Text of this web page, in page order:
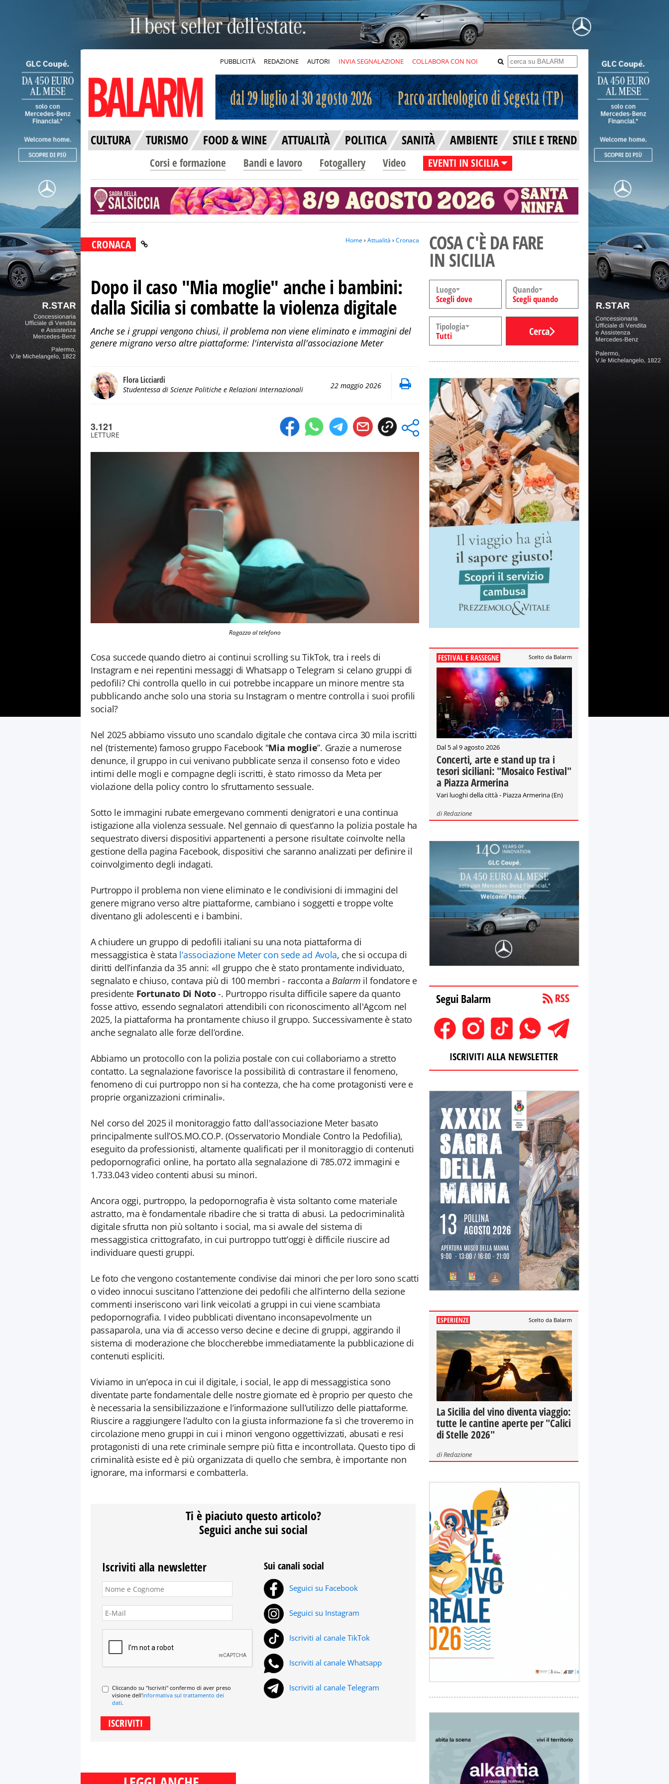
PUBBLICITÀ REDAZIONE AUTORI INVIA SEGNALAZIONE COLLABORA CON NOI
CULTURA TURISMO FOOD & WINE ATTUALITÀ POLITICA SANITÀ AMBIENTE STILE E TREND
Corsi e formazione Bandi e lavoro Fotogallery Video EVENTI IN SICILIA
CRONACA Home› Attualità › Cronaca
Dopo il caso "Mia moglie" anche i bambini:
dalla Sicilia si combatte la violenza digitale
Anche se i gruppi vengono chiusi, il problema non viene eliminato e immagini del
genere migrano verso altre piattaforme: l'intervista all'associazione Meter
Flora Licciardi
Studentessa di Scienze Politiche e Relazioni Internazionali 22 maggio 2026
3.121
LETTURE
Ragazza al telefono
Cosa succede quando dietro ai continui scrolling su TikTok, tra i reels di
Instagram e nei repentini messaggi di Whatsapp o Telegram si celano gruppi di
pedofili? Chi controlla quello in cui potrebbe incappare un minore mentre sta
pubblicando anche solo una storia su Instagram o mentre controlla i suoi profili
social?
Nel 2025 abbiamo vissuto uno scandalo digitale che contava circa 30 mila iscritti
nel (tristemente) famoso gruppo Facebook "Mia moglie”. Grazie a numerose
denunce, il gruppo in cui venivano pubblicate senza il consenso foto e video
intimi delle mogli e compagne degli iscritti, è stato rimosso da Meta per
violazione della policy contro lo sfruttamento sessuale.
Sotto le immagini rubate emergevano commenti denigratori e una continua
istigazione alla violenza sessuale. Nel gennaio di quest’anno la polizia postale ha
sequestrato diversi dispositivi appartenenti a persone risultate coinvolte nella
gestione della pagina Facebook, dispositivi che saranno analizzati per definire il
coinvolgimento degli indagati.
Purtroppo il problema non viene eliminato e le condivisioni di immagini del
genere migrano verso altre piattaforme, cambiano i soggetti e troppe volte
diventano gli adolescenti e i bambini.
A chiudere un gruppo di pedofili italiani su una nota piattaforma di
messaggistica è stata l’associazione Meter con sede ad Avola, che si occupa di
diritti dell’infanzia da 35 anni: «Il gruppo che è stato prontamente individuato,
segnalato e chiuso, contava più di 100 membri - racconta aBalarm il fondatore e
presidente Fortunato Di Noto-. Purtroppo risulta difficile sapere da quanto
fosse attivo, essendo segnalatori attendibili con riconoscimento all'Agcom nel
2025, la piattaforma ha prontamente chiuso il gruppo. Successivamente è stato
anche segnalato alle forze dell’ordine.
Abbiamo un protocollo con la polizia postale con cui collaboriamo a stretto
contatto. La segnalazione favorisce la possibilità di contrastare il fenomeno,
fenomeno di cui purtroppo non si ha contezza, che ha come protagonisti vere e
proprie organizzazioni criminali».
Nel corso del 2025 il monitoraggio fatto dall'associazione Meter basato
principalmente sull’OS.MO.CO.P. (Osservatorio Mondiale Contro la Pedofilia),
eseguito da professionisti, altamente qualificati per il monitoraggio di contenuti
pedopornografici online, ha portato alla segnalazione di 785.072 immagini e
1.733.043 video contenti abusi su minori.
Ancora oggi, purtroppo, la pedopornografia è vista soltanto come materiale
astratto, ma è fondamentale ribadire che si tratta di abusi. La pedocriminalità
digitale sfrutta non più soltanto i social, ma si avvale del sistema di
messaggistica crittografato, in cui purtroppo tutt’oggi è difficile riuscire ad
individuare questi gruppi.
Le foto che vengono costantemente condivise dai minori che per loro sono scatti
o video innocui suscitano l’attenzione dei pedofili che all’interno della sezione
commenti inseriscono vari link veicolati a gruppi in cui viene scambiata
pedopornografia. I video pubblicati diventano inconsapevolmente un
passaparola, una via di accesso verso decine e decine di gruppi, aggirando il
sistema di moderazione che bloccherebbe immediatamente la pubblicazione di
contenuti espliciti.
Viviamo in un’epoca in cui il digitale, i social, le app di messaggistica sono
diventate parte fondamentale delle nostre giornate ed è proprio per questo che
è necessaria la sensibilizzazione e l’informazione sull’utilizzo delle piattaforme.
Riuscire a raggiungere l’adulto con la giusta informazione fa sì che troveremo in
circolazione meno gruppi in cui i minori vengono oggettivizzati, abusati e resi
protagonisti di una rete criminale sempre più fitta e incontrollata. Questo tipo di
criminalità esiste ed è più organizzata di quello che sembra, è importante non
ignorare, ma informarsi e combatterla.
Ti è piaciuto questo articolo?
Seguici anche sui social
Iscriviti alla newsletter
Cliccando su "Iscriviti" confermo di aver preso
visione dell'informativa sul trattamento dei
dati.
Sui canali social
Seguici su Facebook
Seguici su Instagram
Iscriviti al canale TikTok
Iscriviti al canale Whatsapp
Iscriviti al canale Telegram
COSA C'È DA FARE
IN SICILIA
Luogo
Scegli dove
Quando
Scegli quando
Tipologia
Tutti
Cerca
FESTIVAL E RASSEGNE Scelto da Balarm
Dal 5 al 9 agosto 2026
Concerti, arte e stand up tra i
tesori siciliani: "Mosaico Festival"
a Piazza Armerina
Vari luoghi della città - Piazza Armerina (En)
diRedazione
Segui Balarm
ISCRIVITI ALLA NEWSLETTER
ESPERIENZE Scelto da Balarm
La Sicilia del vino diventa viaggio:
tutte le cantine aperte per "Calici
di Stelle 2026"
diRedazione